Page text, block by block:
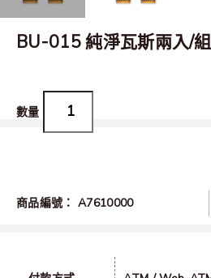
BU-015 純淨瓦斯兩入/組
商品編號： A7610000